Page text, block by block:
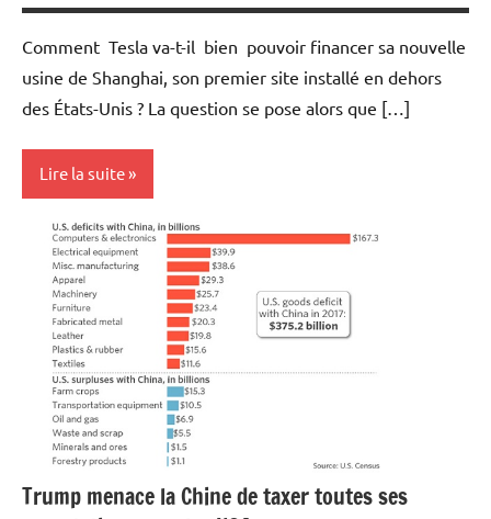
Comment Tesla va-t-il bien pouvoir financer sa nouvelle
usine de Shanghai, son premier site installé en dehors
des États-Unis ? La question se pose alors que […]
Lire la suite
Actualités
Automobile
Economie
Trump menace la Chine de taxer toutes ses